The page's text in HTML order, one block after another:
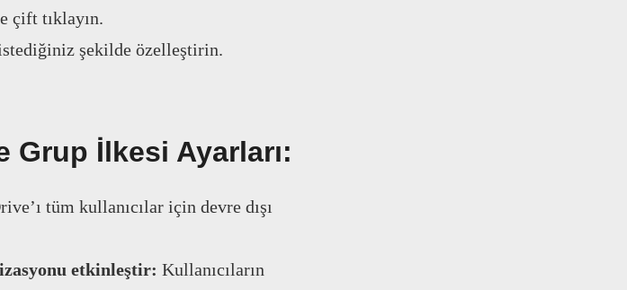
çift tıklayın.
şekilde özelleştirin.
Grup İlkesi Ayarları:
tüm kullanıcılar için devre dışı
etkinleştir: Kullanıcıların